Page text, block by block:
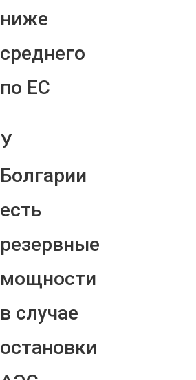
ниже
среднего
по ЕС
У
Болгарии
есть
резервные
мощности
в случае
остановки